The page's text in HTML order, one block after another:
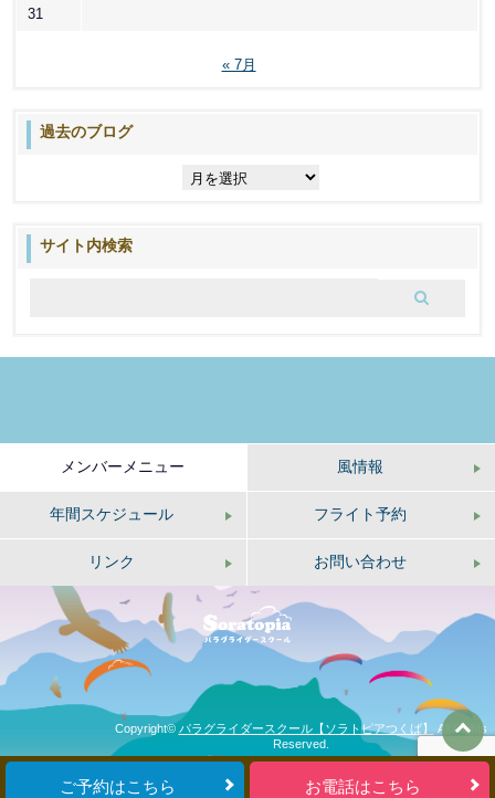
31
« 7月
過去のブログ
サイト内検索
メンバーメニュー 風情報
年間スケジュール フライト予約
リンク お問い合わせ
ご予約はこちら お電話はこちら
Copyright© パラグライダースクール【ソラトピアつくば】
All Rights
Reserved.